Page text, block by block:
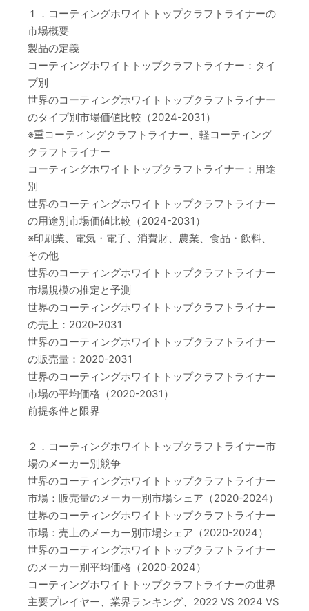
１．コーティングホワイトトップクラフトライナーの
市場概要
製品の定義
コーティングホワイトトップクラフトライナー：タイ
プ別
世界のコーティングホワイトトップクラフトライナー
のタイプ別市場価値比較（2024-2031）
※重コーティングクラフトライナー、軽コーティング
クラフトライナー
コーティングホワイトトップクラフトライナー：用途
別
世界のコーティングホワイトトップクラフトライナー
の用途別市場価値比較（2024-2031）
※印刷業、電気・電子、消費財、農業、食品・飲料、
その他
世界のコーティングホワイトトップクラフトライナー
市場規模の推定と予測
世界のコーティングホワイトトップクラフトライナー
の売上：2020-2031
世界のコーティングホワイトトップクラフトライナー
の販売量：2020-2031
世界のコーティングホワイトトップクラフトライナー
市場の平均価格（2020-2031）
前提条件と限界
２．コーティングホワイトトップクラフトライナー市
場のメーカー別競争
世界のコーティングホワイトトップクラフトライナー
市場：販売量のメーカー別市場シェア（2020-2024）
世界のコーティングホワイトトップクラフトライナー
市場：売上のメーカー別市場シェア（2020-2024）
世界のコーティングホワイトトップクラフトライナー
のメーカー別平均価格（2020-2024）
コーティングホワイトトップクラフトライナーの世界
主要プレイヤー、業界ランキング、2022 VS 2024 VS